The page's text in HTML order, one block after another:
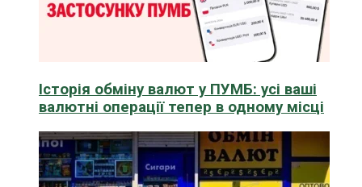
Історія обміну валют у ПУМБ: усі ваші
валютні операції тепер в одному місці